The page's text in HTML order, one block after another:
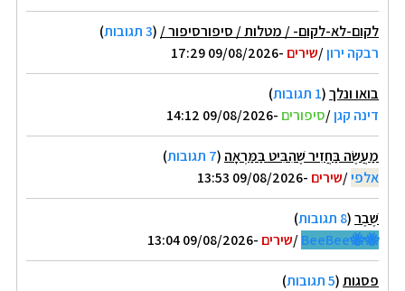
לקום-לא-לקום- / מטלות / סיפורסיפור / (3 תגובות
)
רבקה ירון/שירים -09/08/2026 17:29
בואו ונלך(1 תגובות
)
דינה קגן/סיפורים -09/08/2026 14:12
מַעֲשֶׂה בַּחֲזִיר שֶׁהִבִּיט בַּמַּרְאָה (7 תגובות
)
אלפי/שירים -09/08/2026 13:53
שֶׁבֶר(8 תגובות
)
🐝🐝BeeBee
/שירים -09/08/2026 13:04
פסגות(5 תגובות
)